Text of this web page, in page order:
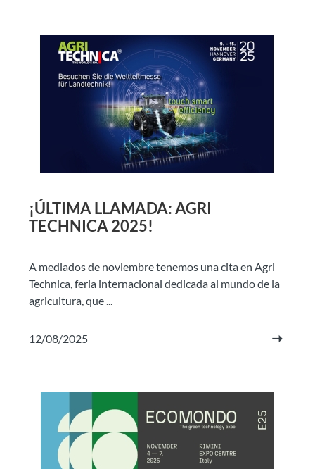
¡ÚLTIMA LLAMADA: AGRI
TECHNICA 2025!
A mediados de noviembre tenemos una cita en Agri
Technica, feria internacional dedicada al mundo de la
agricultura, que ...
12/08/2025